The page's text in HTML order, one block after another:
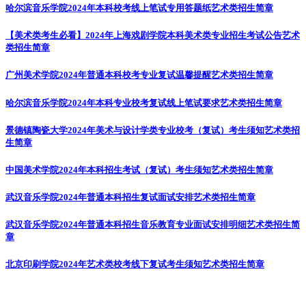
哈尔滨音乐学院2024年本科校考线上笔试专用答题纸艺术类招生简章
【美术类考生必看】2024年上海戏剧学院本科美术类专业招生考试公告艺术
类招生简章
广州美术学院2024年普通本科校考专业复试温馨提醒艺术类招生简章
哈尔滨音乐学院2024年本科专业校考复试线上笔试要求艺术类招生简章
景德镇陶瓷大学2024年美术与设计学类专业校考（复试）考生须知艺术类招
生简章
中国美术学院2024年本科招生考试（复试）考生须知艺术类招生简章
武汉音乐学院2024年普通本科招生复试面试安排艺术类招生简章
武汉音乐学院2024年普通本科招生音乐教育专业面试安排明细艺术类招生简
章
北京印刷学院2024年艺术类校考线下复试考生须知艺术类招生简章